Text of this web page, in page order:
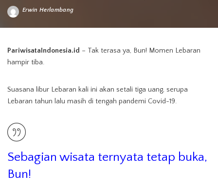
Posted
Erwin Herlambang
PariwisataIndonesia.id – Tak terasa ya, Bun! Momen Lebaran
hampir tiba.
Suasana libur Lebaran kali ini akan setali tiga uang, serupa
Lebaran tahun lalu masih di tengah pandemi Covid-19.
Sebagian wisata ternyata tetap buka,
Bun!